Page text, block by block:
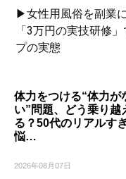
▶女性用風俗を副業
「3万円の実技研修
プの実態
体力をつける“体力が
い”問題、どう乗り越
る？50代のリアルす
悩…
2026年08月07日